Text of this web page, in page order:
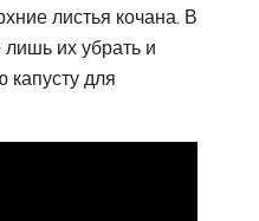
листья кочана. В
лишь их убрать и
капусту для